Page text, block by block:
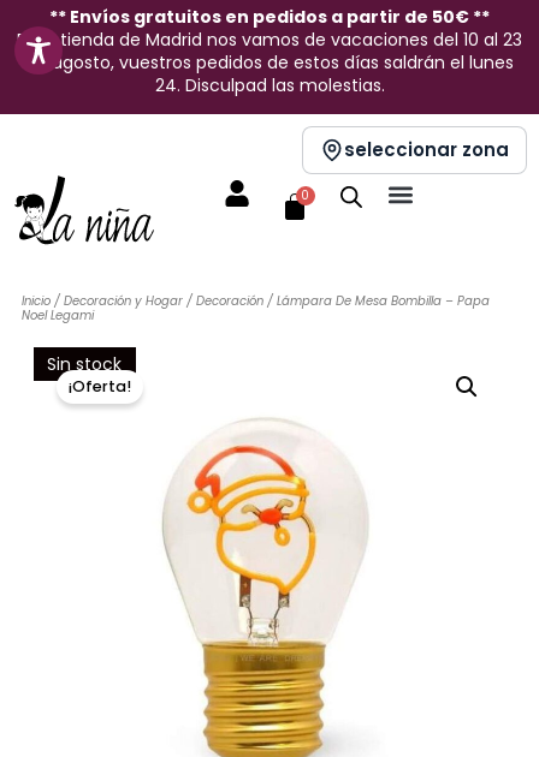
contenido
** Envíos gratuitos en pedidos a partir de 50€ **
En la tienda de Madrid nos vamos de vacaciones del 10 al 23
de agosto, vuestros pedidos de estos días saldrán el lunes
24. Disculpad las molestias.
seleccionar zona
0
Carrito
Inicio/ Decoración y Hogar/ Decoración/ Lámpara De Mesa Bombilla – Papa
Noel Legami
¡Oferta!
Sin stock